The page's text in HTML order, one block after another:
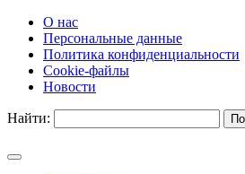
О нас
Персональные данные
Политика конфиденциальности
Cookie-файлы
Новости
Найти: